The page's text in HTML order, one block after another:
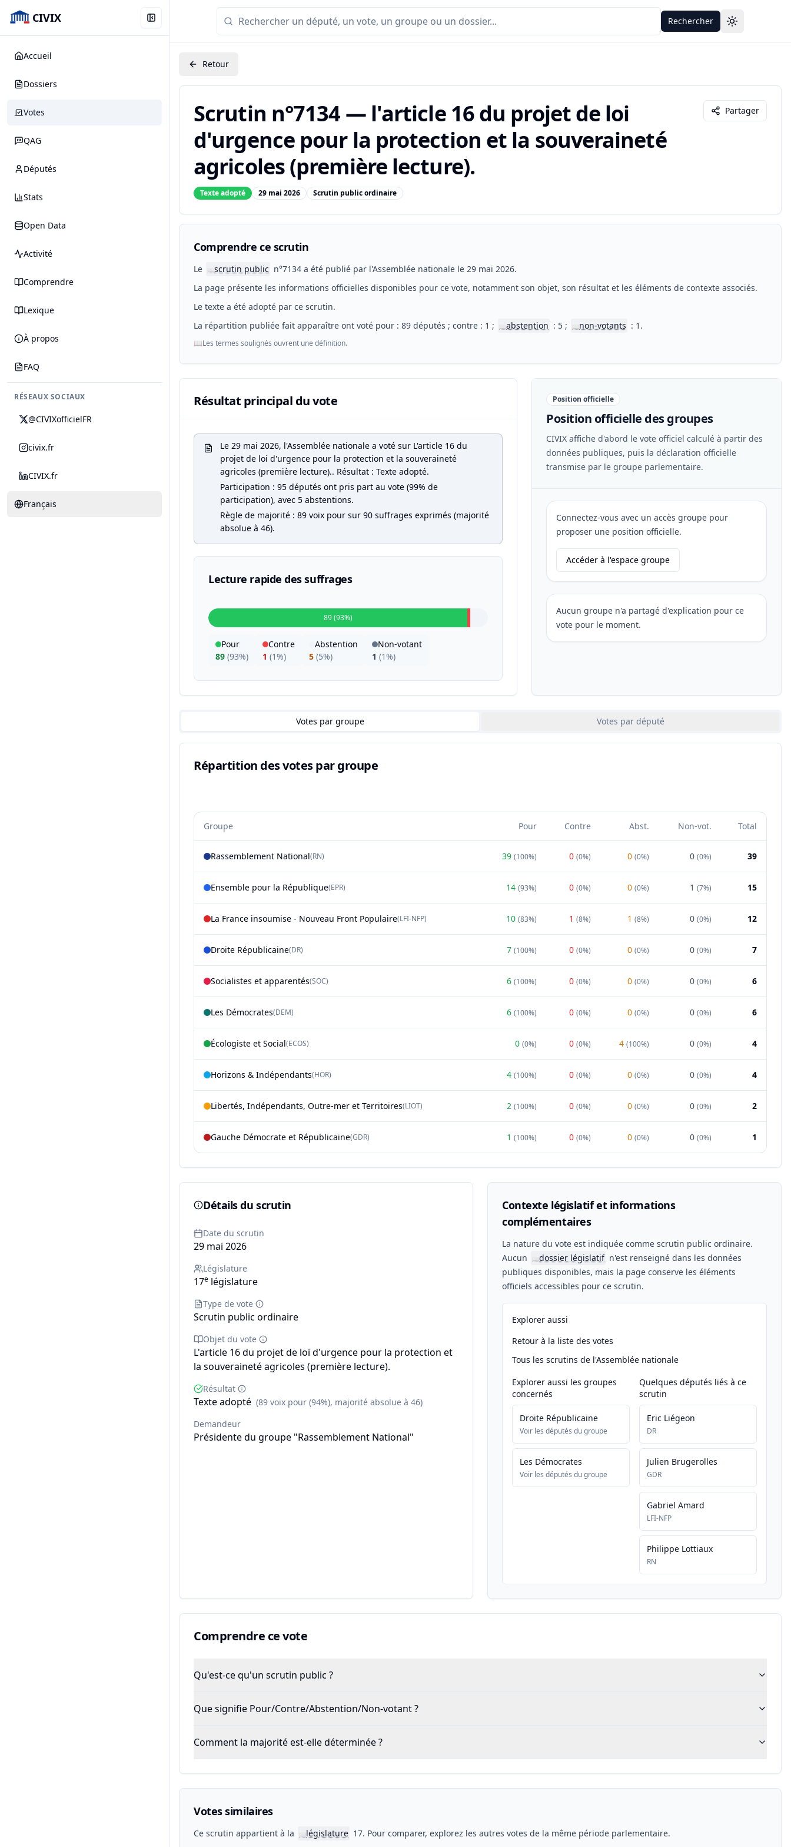
CIVIX
Accueil
Dossiers
Votes
QAG
Députés
Stats
Open Data
Activité
Comprendre
Lexique
À propos
FAQ
RÉSEAUX SOCIAUX
@CIVIXofficielFR
civix.fr
CIVIX.fr
Français
Rechercher Toggle theme
Retour
Scrutin n°7134 — l'article 16 du projet de loi
d'urgence pour la protection et la souveraineté
agricoles (première lecture).
Texte adopté 29 mai 2026 Scrutin public ordinaire
Partager
Comprendre ce scrutin
Le 📖scrutin public n°7134 a été publié par l'Assemblée nationale le 29 mai 2026.
La page présente les informations officielles disponibles pour ce vote, notamment son objet, son résultat et les éléments de contexte associés.
Le texte a été adopté par ce scrutin.
La répartition publiée fait apparaître ont voté pour : 89 députés ; contre : 1 ;
📖abstention : 5 ; 📖non-votants : 1.
📖Les termes soulignés ouvrent une définition.
Résultat principal du vote
Le 29 mai 2026, l'Assemblée nationale a voté sur L'article 16 du
projet de loi d'urgence pour la protection et la souveraineté
agricoles (première lecture).. Résultat : Texte adopté.
Participation : 95 députés ont pris part au vote (99% de
participation), avec 5 abstentions.
Règle de majorité : 89 voix pour sur 90 suffrages exprimés (majorité
absolue à 46).
Lecture rapide des suffrages
89 (93%)
Pour
89 (93%)
Contre
1 (1%)
Abstention
5 (5%)
Non-votant
1 (1%)
Position officielle
Position officielle des groupes
CIVIX affiche d'abord le vote officiel calculé à partir des
données publiques, puis la déclaration officielle
transmise par le groupe parlementaire.
Connectez-vous avec un accès groupe pour
proposer une position officielle.
Accéder à l'espace groupe
Aucun groupe n'a partagé d'explication pour ce
vote pour le moment.
Votes par groupe Votes par député
Répartition des votes par groupe
Groupe Pour Contre Abst. Non-vot. Total
Rassemblement National(RN) 39 (100%) 0 (0%) 0 (0%) 0 (0%) 39
Ensemble pour la République(EPR) 14 (93%) 0 (0%) 0 (0%) 1 (7%) 15
La France insoumise - Nouveau Front Populaire(LFI-NFP) 10 (83%) 1 (8%) 1 (8%) 0 (0%) 12
Droite Républicaine(DR) 7 (100%) 0 (0%) 0 (0%) 0 (0%) 7
Socialistes et apparentés(SOC) 6 (100%) 0 (0%) 0 (0%) 0 (0%) 6
Les Démocrates(DEM) 6 (100%) 0 (0%) 0 (0%) 0 (0%) 6
Écologiste et Social(ECOS) 0 (0%) 0 (0%) 4 (100%) 0 (0%) 4
Horizons & Indépendants(HOR) 4 (100%) 0 (0%) 0 (0%) 0 (0%) 4
Libertés, Indépendants, Outre-mer et Territoires(LIOT) 2 (100%) 0 (0%) 0 (0%) 0 (0%) 2
Gauche Démocrate et Républicaine(GDR) 1 (100%) 0 (0%) 0 (0%) 0 (0%) 1
Détails du scrutin
Date du scrutin
29 mai 2026
Législature
17e législature
Type de vote
Scrutin public ordinaire
Objet du vote
L'article 16 du projet de loi d'urgence pour la protection et
la souveraineté agricoles (première lecture).
Résultat
Texte adopté (89 voix pour (94%), majorité absolue à 46)
Demandeur
Présidente du groupe "Rassemblement National"
Contexte législatif et informations
complémentaires
La nature du vote est indiquée comme scrutin public ordinaire.
Aucun
📖dossier législatif n'est renseigné dans les données
publiques disponibles, mais la page conserve les éléments
officiels accessibles pour ce scrutin.
Explorer aussi
Retour à la liste des votes
Tous les scrutins de l'Assemblée nationale
Explorer aussi les groupes
concernés
Droite Républicaine
Voir les députés du groupe
Les Démocrates
Voir les députés du groupe
Quelques députés liés à ce
scrutin
Eric Liégeon
DR
Julien Brugerolles
GDR
Gabriel Amard
LFI-NFP
Philippe Lottiaux
RN
Comprendre ce vote
Qu'est-ce qu'un scrutin public ?
Que signifie Pour/Contre/Abstention/Non-votant ?
Comment la majorité est-elle déterminée ?
Votes similaires
Ce scrutin appartient à la 📖législature 17. Pour comparer, explorez les autres votes de la même période parlementaire.